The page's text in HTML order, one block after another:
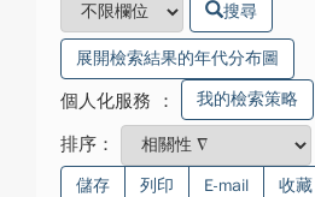
搜尋
展開檢索結果的年代分布圖
個人化服務 ： 我的檢索策略
排序：
儲存 列印 E-mail 收藏